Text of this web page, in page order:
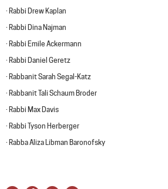
· Rabbi Drew Kaplan
· Rabbi Dina Najman
· Rabbi Emile Ackermann
· Rabbi Daniel Geretz
· Rabbanit Sarah Segal-Katz
· Rabbanit Tali Schaum Broder
· Rabbi Max Davis
· Rabbi Tyson Herberger
· Rabba Aliza Libman Baronofsky